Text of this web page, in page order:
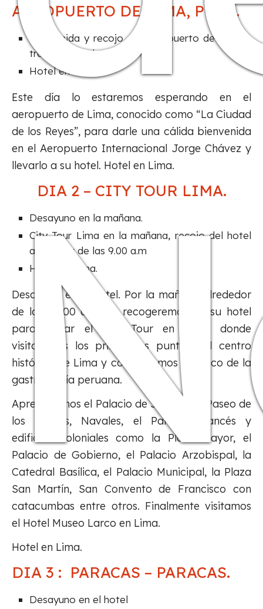
AEROPUERTO DE LIMA, PERÚ.
Bienvenida y recojo del aeropuerto de Lima y
traslado a su hotel.
Hotel en Lima.
Este día lo estaremos esperando en el
aeropuerto de Lima, conocido como “La Ciudad
de los Reyes”, para darle una cálida bienvenida
en el Aeropuerto Internacional Jorge Chávez y
llevarlo a su hotel. Hotel en Lima.
DIA 2 – CITY TOUR LIMA.
Desayuno en la mañana.
City Tour Lima en la mañana, recojo del hotel
alrededor de las 9.00 a.m
Hotel en Lima.
Desayuno en el hotel. Por la mañana alrededor
de las 09:00 a.m., lo recogeremos de su hotel
para iniciar el City Tour en Lima, donde
visitaremos los principales puntos del centro
histórico de Lima y conoceremos un poco de la
gastronomía peruana.
Apreciaremos el Palacio de Justicia, el Paseo de
los Héroes, Navales, el Palacio Francés y
edificios coloniales como la Plaza Mayor, el
Palacio de Gobierno, el Palacio Arzobispal, la
Catedral Basílica, el Palacio Municipal, la Plaza
San Martín, San Convento de Francisco con
catacumbas entre otros. Finalmente visitamos
el Hotel Museo Larco en Lima.
Hotel en Lima.
DIA 3 : PARACAS – PARACAS.
Desayuno en el hotel